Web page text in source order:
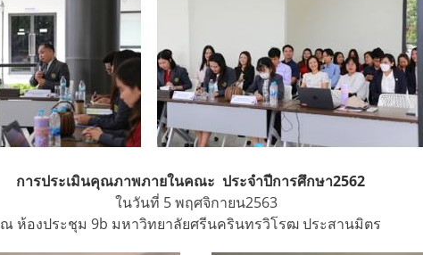
การประเมินคุณภาพ​ภายในคณะ​ ประจำปีการศึกษา​2562​
ในวันที่​ 5 พฤศจิกายน​2563​
ณ​ ห้องประชุม​ 9b มหาวิทยาลัย​ศรีนค​ริน​ทร​วิโรฒ​ ประสานมิตร​